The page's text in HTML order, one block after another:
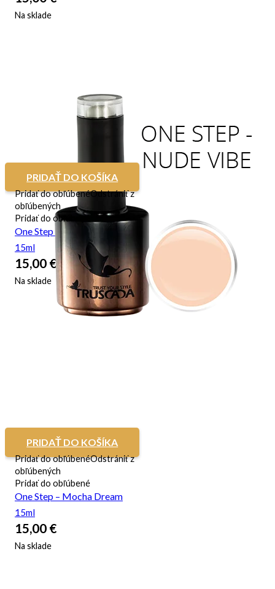
Na sklade
PRIDAŤ DO KOŠÍKA
Pridať do obľúbenéOdstrániť z
obľúbených
Pridať do obľúbené
One Step – Nude Vibe
15ml
15,00 €
Na sklade
PRIDAŤ DO KOŠÍKA
Pridať do obľúbenéOdstrániť z
obľúbených
Pridať do obľúbené
One Step – Mocha Dream
15ml
15,00 €
Na sklade